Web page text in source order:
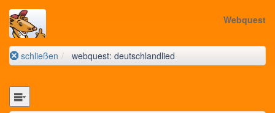
Webquest
schließen webquest: deutschlandlied